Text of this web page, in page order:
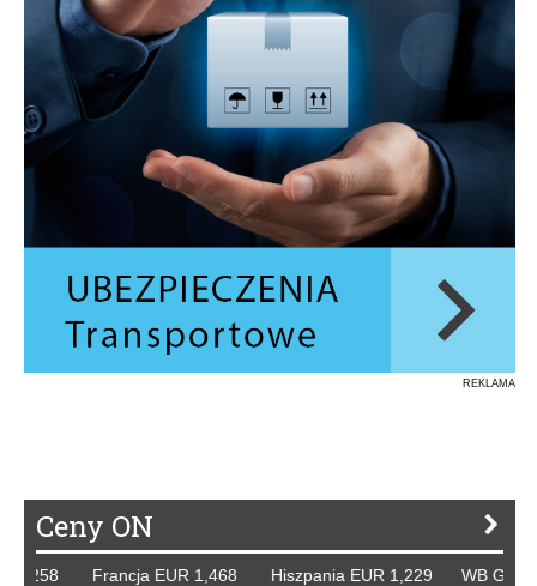
REKLAMA
Ceny ON
Francja EUR 1,468 Hiszpania EUR 1,229 WB GBP